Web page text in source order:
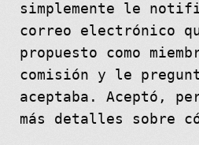
simplemente le
correo electrónico
propuesto como
comisión y le
aceptaba. Aceptó,
más detalles sobre